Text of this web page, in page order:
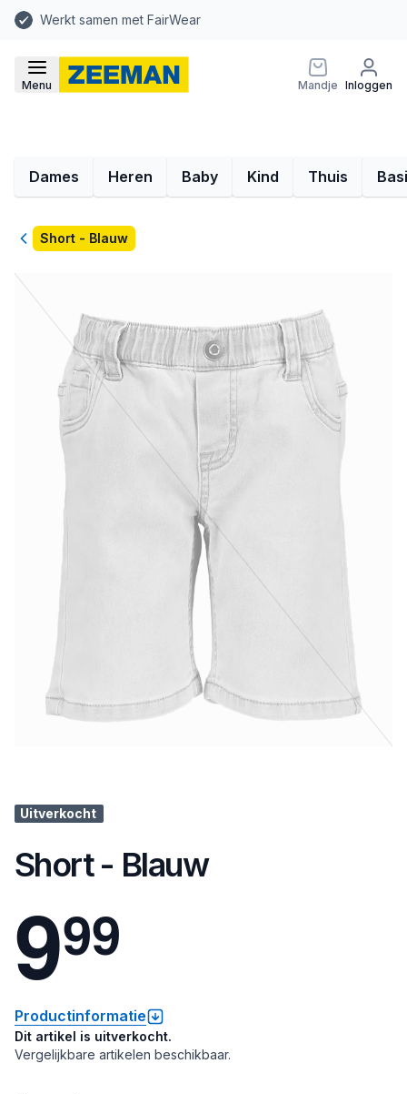
Werkt samen met FairWear
Menu Mandje Inloggen
Dames Heren Baby Kind Thuis
TerugShort - Blauw
Uitverkocht
Short - Blauw
999
Productinformatie
Dit artikel is uitverkocht.
Vergelijkbare artikelen beschikbaar.